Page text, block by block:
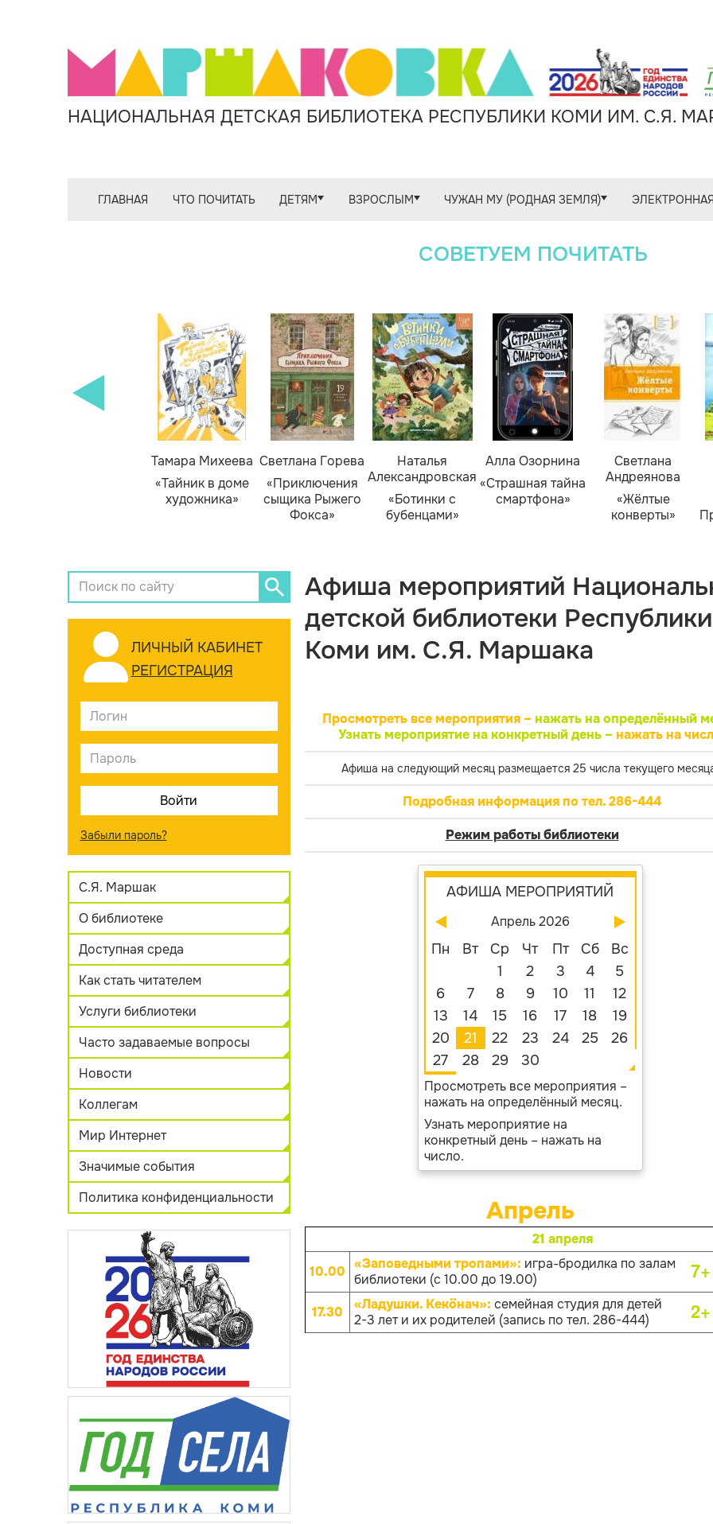
НАЦИОНАЛЬНАЯ ДЕТСКАЯ БИБЛИОТЕКА РЕСПУБЛИКИ КОМИ ИМ. С.Я.
ГЛАВНАЯ ЧТО ПОЧИТАТЬ ДЕТЯМ ВЗРОСЛЫМ ЧУЖАН МУ (РОДНАЯ ЗЕМЛЯ)
СОВЕТУЕМ ПОЧИТАТЬ
Тамара Михеева
«Тайник в доме
художника»
Светлана Горева
«Приключения
сыщика Рыжего
Фокса»
Наталья
Александровская
«Ботинки с
бубенцами»
Алла Озорнина
«Страшная тайна
смартфона»
Светлана
Андреянова
«Жёлтые
конверты»
ЛИЧНЫЙ КАБИНЕТ
РЕГИСТРАЦИЯ
Забыли пароль?
С.Я. Маршак
О библиотеке
Доступная среда
Как стать читателем
Услуги библиотеки
Часто задаваемые вопросы
Новости
Коллегам
Мир Интернет
Значимые события
Политика конфиденциальности
Афиша мероприятий
детской библиотеки Республики
Коми им. С.Я. Маршака
Просмотреть все мероприятия – нажать на определённый
Узнать мероприятие на конкретный день –нажать на
Афиша на следующий месяц размещается 25 числа текущего
Подробная информация по тел. 286-444
Режим работы библиотеки
АФИША МЕРОПРИЯТИЙ
Апрель 2026
Пн Вт Ср Чт Пт Сб
Вс
1
2 3 4
5
6
7 8 9 10 11
12
13
14 15 16 17 18
19
20
21 22 23 24 25
26
27
28 29 30
Просмотреть все мероприятия –
нажать на определённый месяц.
Узнать мероприятие на
конкретный день – нажать на
число.
Апрель
21 апреля
10.00 «Заповедными тропами»: игра-бродилка по залам
библиотеки (с 10.00 до 19.00)
7+
17.30
«Ладушки. Кекӧнач»: семейная студия для детей
2-3 лет и их родителей (запись по тел. 286-444)
2+